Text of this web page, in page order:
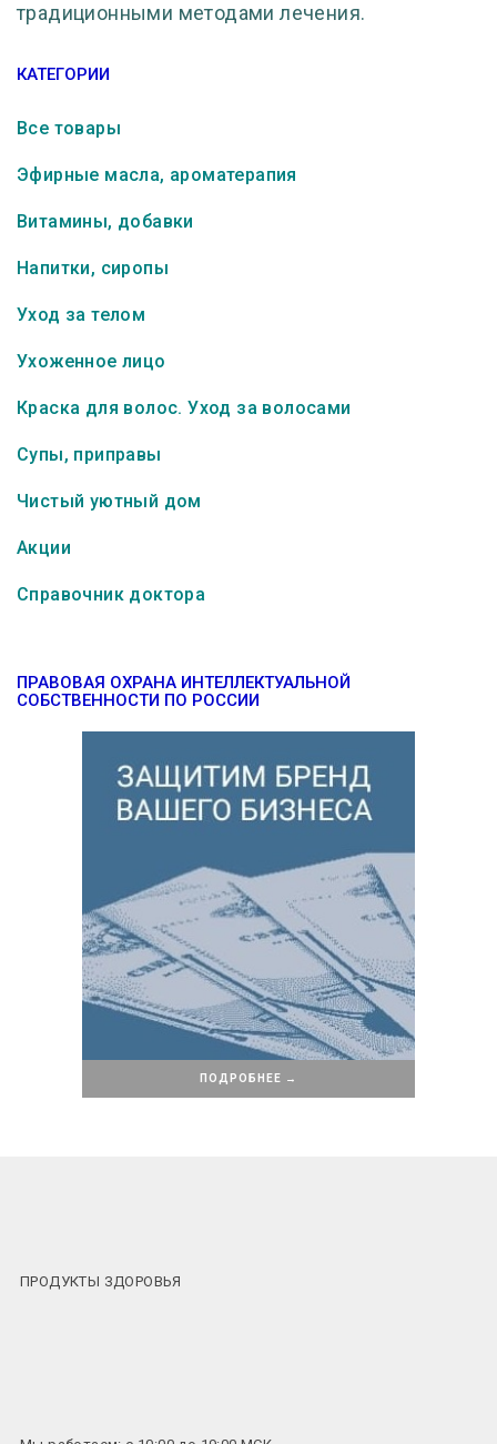
традиционными методами лечения.
КАТЕГОРИИ
Все товары
Эфирные масла, ароматерапия
Витамины, добавки
Напитки, сиропы
Уход за телом
Ухоженное лицо
Краска для волос. Уход за волосами
Супы, приправы
Чистый уютный дом
Акции
Справочник доктора
ПРАВОВАЯ ОХРАНА ИНТЕЛЛЕКТУАЛЬНОЙ
СОБСТВЕННОСТИ ПО РОССИИ
ПОДРОБНЕЕ →
ПРОДУКТЫ ЗДОРОВЬЯ